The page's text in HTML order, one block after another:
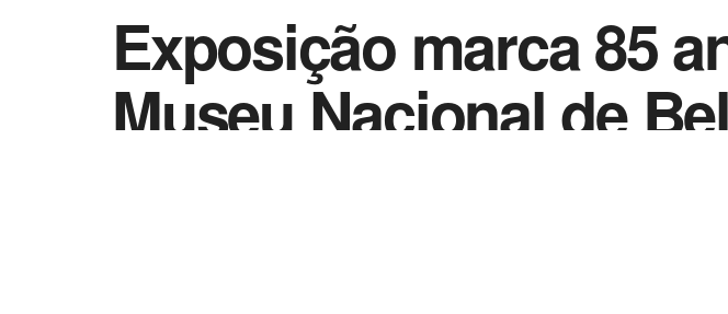
Exposição marca 85
Museu Nacional de